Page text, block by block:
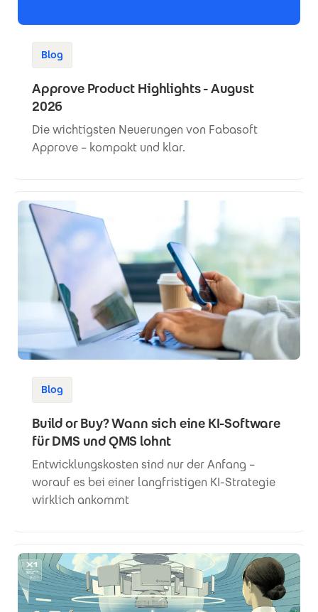
Blog
Approve Product Highlights - August
2026
Die wichtigsten Neuerungen von Fabasoft
Approve – kompakt und klar.
Blog
Build or Buy? Wann sich eine KI-Software
für DMS und QMS lohnt
Entwicklungskosten sind nur der Anfang –
worauf es bei einer langfristigen KI-Strategie
wirklich ankommt